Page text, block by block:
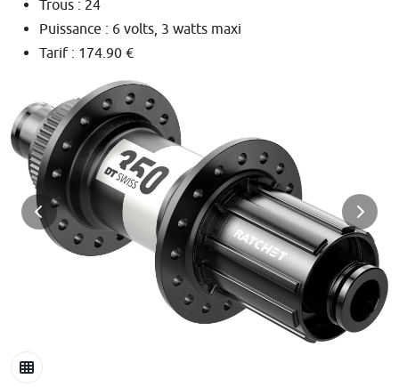
Trous : 24
Puissance : 6 volts, 3 watts maxi
Tarif : 174.90 €